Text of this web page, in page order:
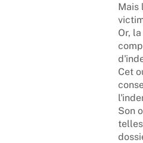
Mais
Or,
Cet
Son